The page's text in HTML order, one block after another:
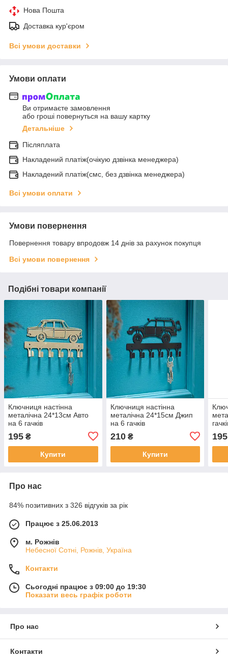
Нова Пошта
Доставка кур'єром
Всі умови доставки
Умови оплати
Ви отримаєте замовлення
або гроші повернуться на вашу картку
Детальніше
Післяплата
Накладений платіж(очікую дзвінка менеджера)
Накладений платіж(смс, без дзвінка менеджера)
Всі умови оплати
Умови повернення
Повернення товару впродовж 14 днів за рахунок покупця
Всі умови повернення
Подібні товари компанії
Ключниця настінна
металічна 24*13см Авто
на 6 гачків
195 ₴
Купити
Ключниця настінна
металічна 24*15см Джип
на 6 гачків
210₴
Купити
195
Про нас
84% позитивних з 326 відгуків за рік
Працює з 25.06.2013
м. Рожнів
Небесної Сотні, Рожнів, Україна
Контакти
Сьогодні працює з 09:00 до 19:30
Показати весь графік роботи
Про нас
Контакти